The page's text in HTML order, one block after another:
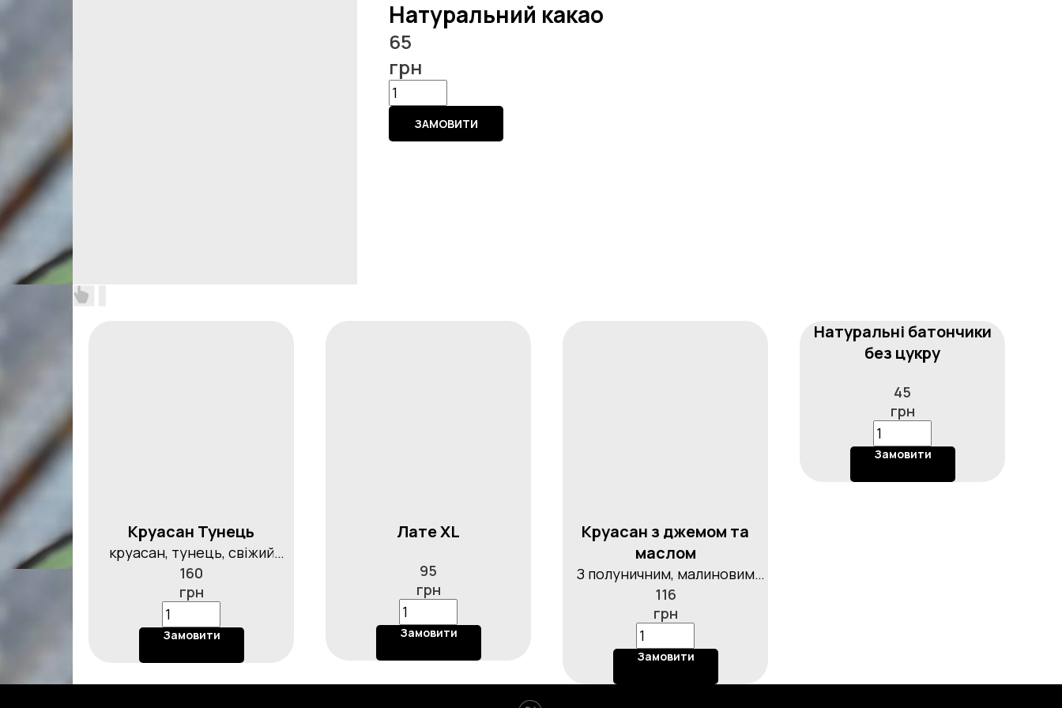
Натуральний какао
65
грн
ЗАМОВИТИ
Круасан Тунець
круасан, тунець, свіжий
огірок, яйце, листя салату,
каперси, 165гр
160
грн
Замовити
Лате XL
95
грн
Замовити
Круасан з джемом та
маслом
З полуничним, малиновим
або абрикосовим джемом на
вибір, 125г.
116
грн
Замовити
Натуральні батончики
без цукру
45
грн
Замовити